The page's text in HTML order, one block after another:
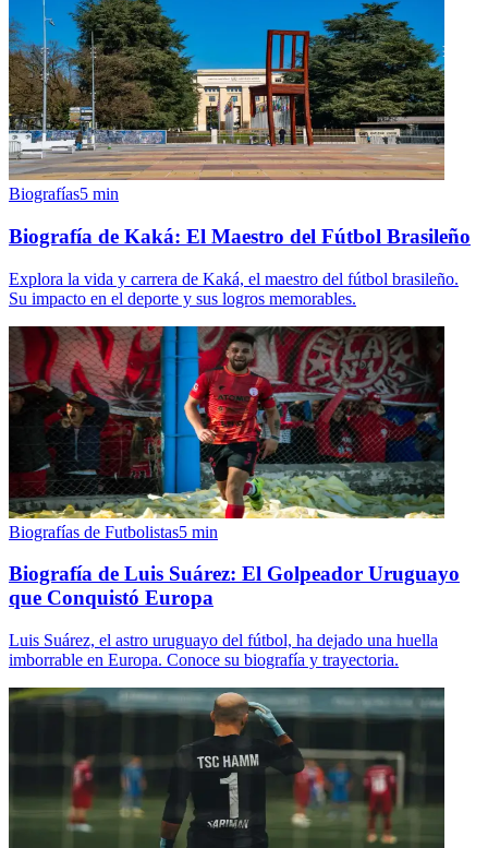
Biografías5 min
Biografía de Kaká: El Maestro del Fútbol Brasileño
Explora la vida y carrera de Kaká, el maestro del fútbol brasileño.
Su impacto en el deporte y sus logros memorables.
Biografías de Futbolistas5 min
Biografía de Luis Suárez: El Golpeador Uruguayo
que Conquistó Europa
Luis Suárez, el astro uruguayo del fútbol, ha dejado una huella
imborrable en Europa. Conoce su biografía y trayectoria.